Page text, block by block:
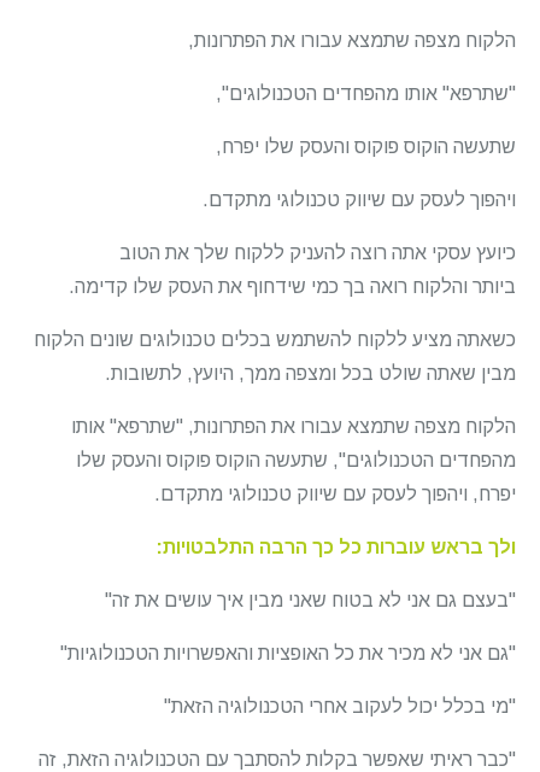
הלקוח מצפה שתמצא עבורו את הפתרונות,
"שתרפא" אותו מהפחדים הטכנולוגים",
שתעשה הוקוס פוקוס והעסק שלו יפרח,
ויהפוך לעסק עם שיווק טכנולוגי מתקדם.
כיועץ עסקי אתה רוצה להעניק ללקוח שלך את הטוב
ביותר והלקוח רואה בך כמי שידחוף את העסק שלו קדימה.
כשאתה מציע ללקוח להשתמש בכלים טכנולוגים שונים הלקוח
מבין שאתה שולט בכל ומצפה ממך, היועץ, לתשובות.
הלקוח מצפה שתמצא עבורו את הפתרונות, "שתרפא" אותו
מהפחדים הטכנולוגים", שתעשה הוקוס פוקוס והעסק שלו
יפרח, ויהפוך לעסק עם שיווק טכנולוגי מתקדם.
ולך בראש עוברות כל כך הרבה התלבטויות:
"בעצם גם אני לא בטוח שאני מבין איך עושים את זה"
"גם אני לא מכיר את כל האופציות והאפשרויות הטכנולוגיות"
"מי בכלל יכול לעקוב אחרי הטכנולוגיה הזאת"
"כבר ראיתי שאפשר בקלות להסתבך עם הטכנולוגיה הזאת, זה